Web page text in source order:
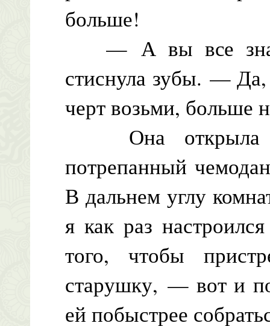
больше!
— А вы все
стиснула зубы. —
черт возьми, больше
Она открыла
потрепанный
В дальнем углу
я как раз
того, чтобы
старушку, — вот и
ей побыстрее